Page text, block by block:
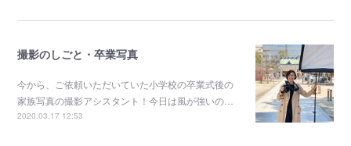
撮影のしごと・卒業写真
今から、ご依頼いただいていた小学校の卒業式後の
家族写真の撮影アシスタント！今日は風が強いの…
2020.03.17 12:53